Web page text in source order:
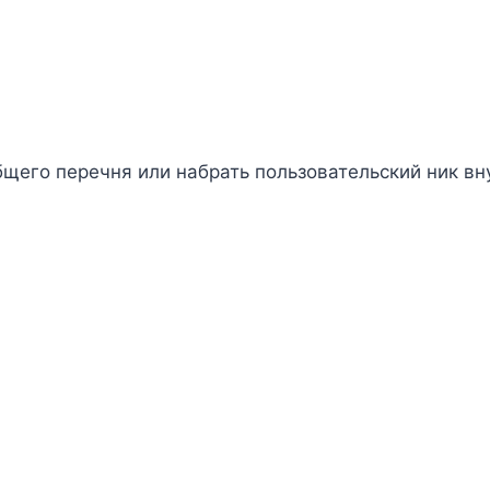
перечня или набрать пользовательский ник